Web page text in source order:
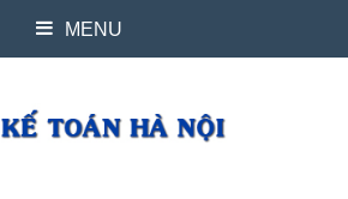
MENU